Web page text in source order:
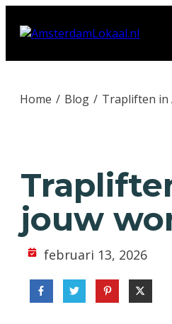
Home / Blog / Trapliften in
jouw
februari 13, 2026